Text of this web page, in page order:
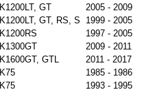
K1200LT, GT
2005 - 2009
K1200LT, GT, RS, S
1999 - 2005
K1200RS
1997 - 2005
K1300GT
2009 - 2011
K1600GT, GTL
2011 - 2017
K75
1985 - 1986
K75
1993 - 1995